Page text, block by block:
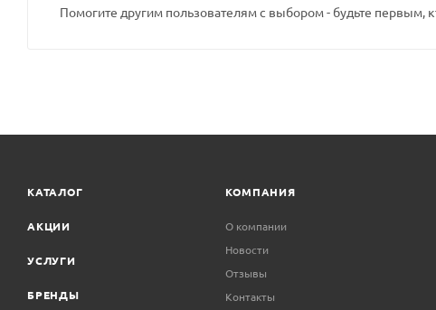
Помогите другим пользователям с выбором - будьте первым,
КАТАЛОГ
АКЦИИ
УСЛУГИ
БРЕНДЫ
КОМПАНИЯ
О компании
Новости
Отзывы
Контакты